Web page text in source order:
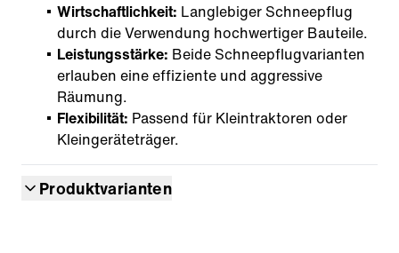
Wirtschaftlichkeit: Langlebiger Schneepflug
durch die Verwendung hochwertiger Bauteile.
Leistungsstärke: Beide Schneepflugvarianten
erlauben eine effiziente und aggressive
Räumung.
Flexibilität: Passend für Kleintraktoren oder
Kleingeräteträger.
Produktvarianten